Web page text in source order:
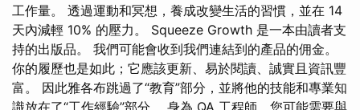
工作量。 透過運動和冥想，養成改變生活的習慣，並在 14
天內減輕 10% 的壓力。 Squeeze Growth 是一本由讀者支
持的出版品。 我們可能會收到我們連結到的產品的佣金。
你的履歷也是如此；它應該更新、易於閱讀、誠實且資訊豐
富。 因此雅各布跳過了“教育”部分，並將他的技能和專業知
識放在了“工作經驗”部分。 身為 QA 工程師，您可能需要與